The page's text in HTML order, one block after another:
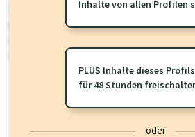
wirtschaft.at PLUS
Für dieses Profil gibt es zusätzliche
Sie momentan nicht einsehen können.
oder loggen Sie sich ein um diese Inhalte zu
Inhalte von allen Profilen
PLUS Inhalte dieses Profils
für 48 Stunden
oder